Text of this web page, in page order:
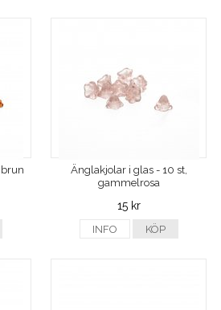
Änglakjolar i glas - 10 st,
gammelrosa
15 kr
INFO KÖP